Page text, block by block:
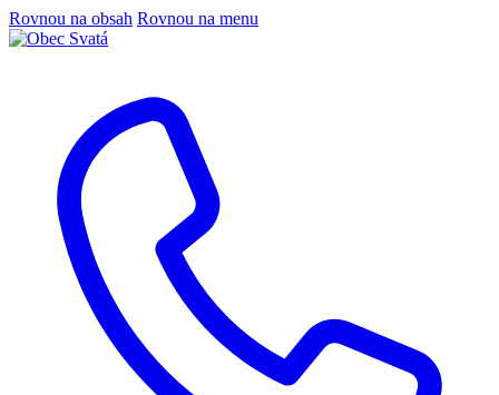
Rovnou na obsah Rovnou na menu